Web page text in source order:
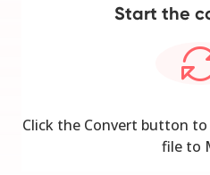
Start the
Click the Convert button
file to